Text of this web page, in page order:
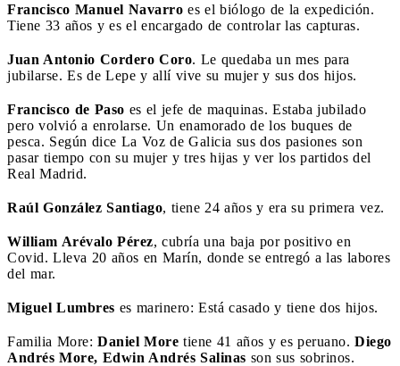
Francisco Manuel Navarro es el biólogo de la expedición.
Tiene 33 años y es el encargado de controlar las capturas.
Juan Antonio Cordero Coro. Le quedaba un mes para
jubilarse. Es de Lepe y allí vive su mujer y sus dos hijos.
Francisco de Paso es el jefe de maquinas. Estaba jubilado
pero volvió a enrolarse. Un enamorado de los buques de
pesca. Según dice La Voz de Galicia sus dos pasiones son
pasar tiempo con su mujer y tres hijas y ver los partidos del
Real Madrid.
Raúl González Santiago, tiene 24 años y era su primera vez.
William Arévalo Pérez, cubría una baja por positivo en
Covid. Lleva 20 años en Marín, donde se entregó a las labores
del mar.
Miguel Lumbres es marinero: Está casado y tiene dos hijos.
Familia More: Daniel More tiene 41 años y es peruano. Diego
Andrés More, Edwin Andrés Salinas son sus sobrinos.